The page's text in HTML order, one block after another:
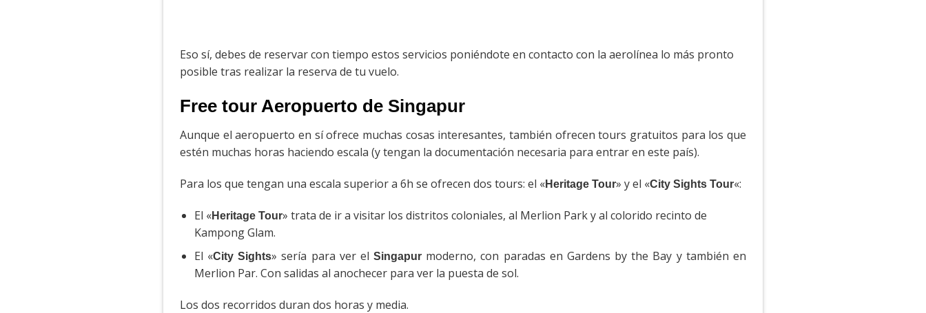
Eso sí, debes de reservar con tiempo estos servicios poniéndote en contacto con la aerolínea lo más pronto
posible tras realizar la reserva de tu vuelo.
Free tour Aeropuerto de Singapur
Aunque el aeropuerto en sí ofrece muchas cosas interesantes, también ofrecen tours gratuitos para los que
estén muchas horas haciendo escala (y tengan la documentación necesaria para entrar en este país).
Para los que tengan una escala superior a 6h se ofrecen dos tours: el «Heritage Tour» y el «City Sights Tour«:
El «Heritage Tour» trata de ir a visitar los distritos coloniales, al Merlion Park y al colorido recinto de
Kampong Glam.
El «City Sights» sería para ver elSingapur moderno, con paradas en Gardens by the Bay y también en
Merlion Par. Con salidas al anochecer para ver la puesta de sol.
Los dos recorridos duran dos horas y media.